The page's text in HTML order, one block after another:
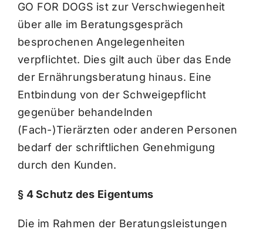
GO FOR DOGS ist zur Verschwiegenheit
über alle im Beratungsgespräch
besprochenen Angelegenheiten
verpflichtet. Dies gilt auch über das Ende
der Ernährungsberatung hinaus. Eine
Entbindung von der Schweigepflicht
gegenüber behandelnden
(Fach-)Tierärzten oder anderen Personen
bedarf der schriftlichen Genehmigung
durch den Kunden.
§ 4 Schutz des Eigentums
Die im Rahmen der Beratungsleistungen